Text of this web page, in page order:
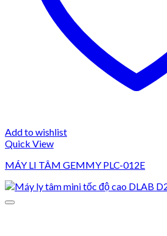
Add to wishlist
Quick View
MÁY LI TÂM GEMMY PLC-012E